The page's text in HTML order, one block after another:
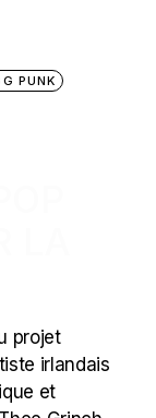
PUNK
projet
irlandais
et